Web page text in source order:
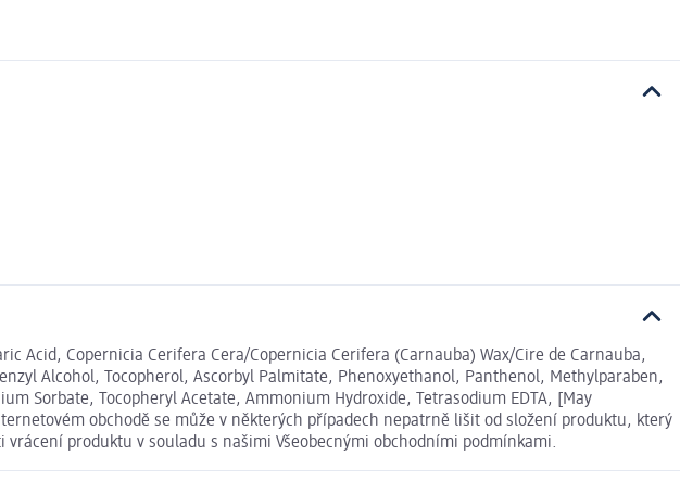
Acid, Copernicia Cerifera Cera/Copernicia Cerifera (Carnauba) Wax/Cire de Carnauba,
Alcohol, Tocopherol, Ascorbyl Palmitate, Phenoxyethanol, Panthenol, Methylparaben,
Sorbate, Tocopheryl Acetate, Ammonium Hydroxide, Tetrasodium EDTA, [May
obchodě se může v některých případech nepatrně lišit od složení produktu, který
produktu v souladu s našimi Všeobecnými obchodními podmínkami.